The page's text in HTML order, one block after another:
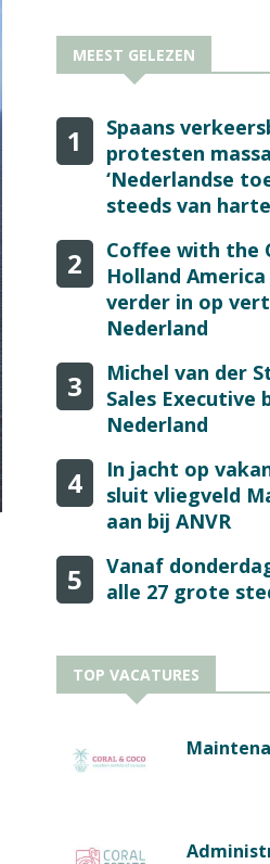
MEEST GELEZEN
1
Spaans
protesten
‘Nederlandse
steeds van
2
Coffee with the
Holland
verder in op
Nederland
3
Michel van der
Sales Executive
Nederland
4
In jacht op
sluit vliegveld
aan bij ANVR
5
Vanaf
alle 27 grote
TOP VACATURES